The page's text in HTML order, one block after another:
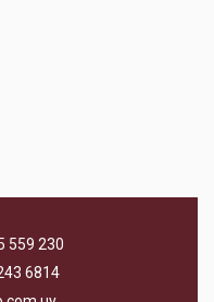
559 230
6814